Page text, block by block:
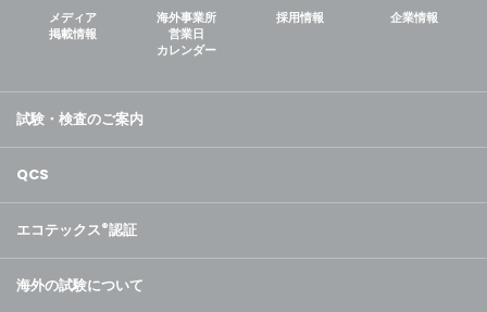
メディア
掲載情報
海外事業所
営業日
カレンダー
採用情報 企業情報
試験・検査のご案内
QCS
エコテックス®認証
海外の試験について